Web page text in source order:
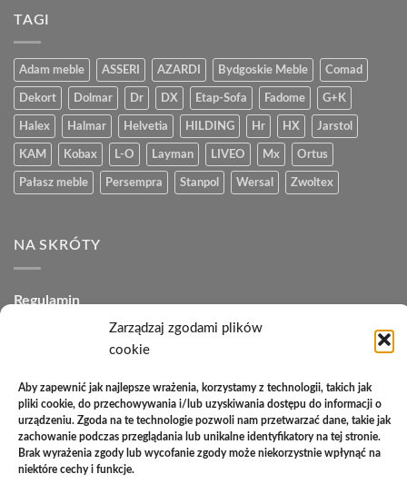
Zarządzaj zgodami plików
cookie
Aby zapewnić jak najlepsze wrażenia, korzystamy z technologii, takich jak
pliki cookie, do przechowywania i/lub uzyskiwania dostępu do informacji o
urządzeniu. Zgoda na te technologie pozwoli nam przetwarzać dane, takie jak
zachowanie podczas przeglądania lub unikalne identyfikatory na tej stronie.
Brak wyrażenia zgody lub wycofanie zgody może niekorzystnie wpłynąć na
niektóre cechy i funkcje.
TAGI
Adam meble ASSERI AZARDI Bydgoskie Meble Comad
Dekort Dolmar Dr DX Etap-Sofa Fadome G+K
Halex Halmar Helvetia HILDING Hr HX Jarstol
KAM Kobax L-O Layman LIVEO Mx Ortus
Pałasz meble Persempra Stanpol Wersal Zwoltex
NA SKRÓTY
Regulamin
Polityka plików cookies (EU)
Polityka zwrotów
Zakupy na raty
Kontakt